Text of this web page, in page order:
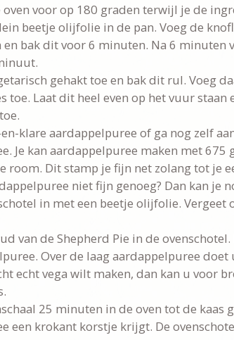
oven voor op 180 graden terwijl je de
beetje olijfolie in de pan. Voeg de
en bak dit voor 6 minuten. Na 6 minuten
gehakt toe en bak dit rul. Voeg
toe. Laat dit heel even op het vuur staan
klare aardappelpuree of ga nog zelf
Je kan aardappelpuree maken met 675
room. Dit stamp je fijn net zolang tot je
niet fijn genoeg? Dan kan je
in met een beetje olijfolie. Vergeet
van de Shepherd Pie in de
Over de laag aardappelpuree doet
echt vega wilt maken, dan kan u voor
25 minuten in de oven tot de kaas
een krokant korstje krijgt. De